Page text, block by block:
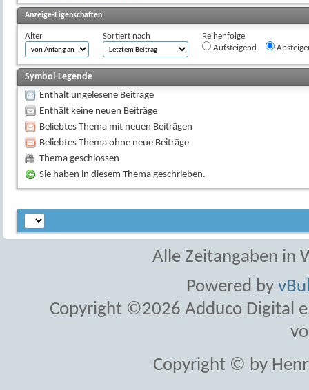
Anzeige-Eigenschaften
Alter Sortiert nach
Reihenfolge
Aufsteigend
Symbol-Legende
Enthält ungelesene Beiträge
Enthält keine neuen Beiträge
Beliebtes Thema mit neuen Beiträgen
Beliebtes Thema ohne neue Beiträge
Thema geschlossen
Sie haben in diesem Thema geschrieben.
Alle Zeitangaben in
Powered by
Copyright ©2026 Adduco Digital
Copyright © by